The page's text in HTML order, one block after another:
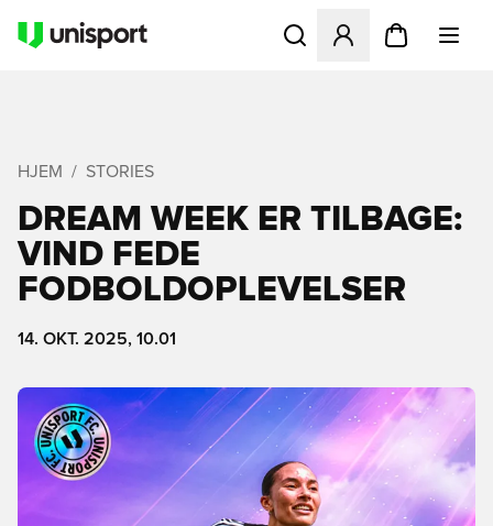
Åbner en Modal til at
HJEM STORIES
DREAM WEEK ER TILBAGE:
VIND FEDE
FODBOLDOPLEVELSER
14. OKT. 2025, 10.01